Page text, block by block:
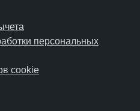
персональных
cookie